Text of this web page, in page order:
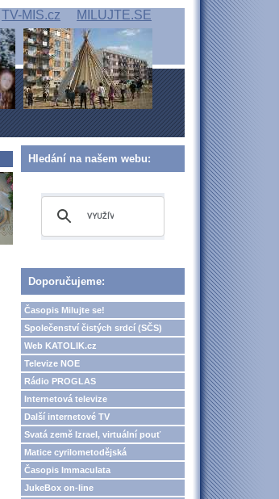
TV-MIS.cz MILUJTE.SE
Hledání na našem webu:
Doporučujeme:
Časopis Milujte se!
Společenství čistých srdcí (SČS)
Web KATOLIK.cz
Televize NOE
Rádio PROGLAS
Internetová televize
Další internetové TV
Svatá země Izrael, virtuální pouť
Matice cyrilometodějská
Časopis Immaculata
JukeBox on-line